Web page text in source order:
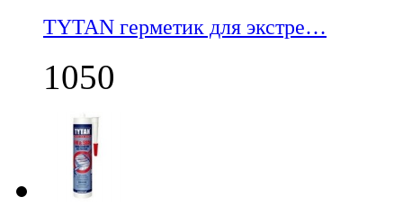
TYTAN герметик для экстре…
1050